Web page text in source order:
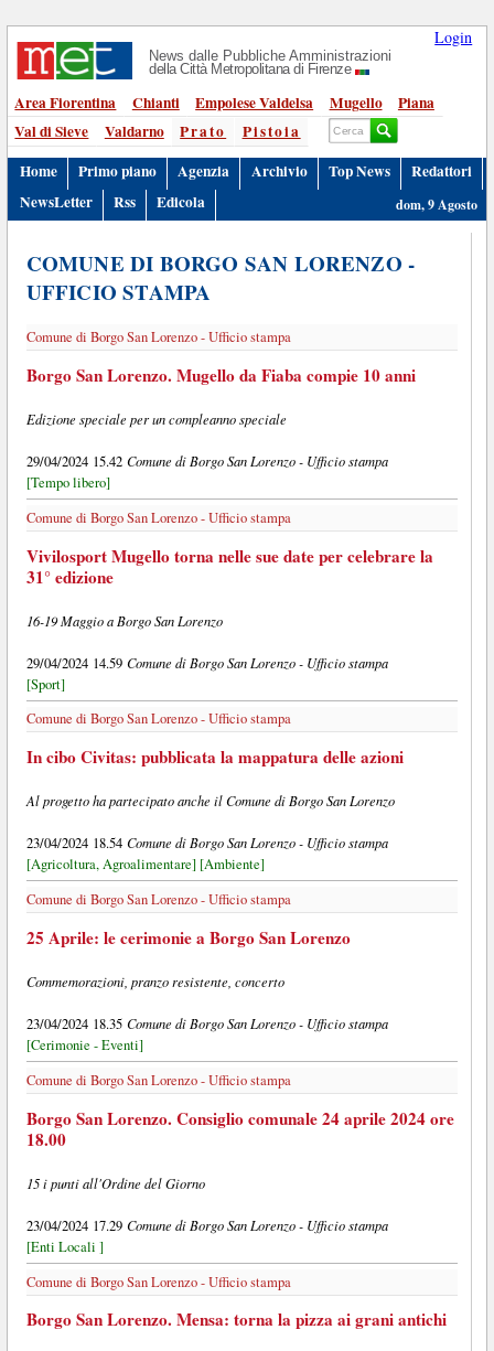
Login
News dalle Pubbliche Amministrazioni
della Città Metropolitana di Firenze
Area Fiorentina Chianti Empolese Valdelsa Mugello
Piana
Val di Sieve
Valdarno Prato
Pistoia
Home
Primo piano Agenzia Archivio Top News
Redattori
NewsLetter
Rss Edicola dom, 9 Agosto
COMUNE DI BORGO SAN LORENZO -
UFFICIO STAMPA
Comune di Borgo San Lorenzo - Ufficio stampa
Borgo San Lorenzo. Mugello da Fiaba compie 10 anni
Edizione speciale per un compleanno speciale
29/04/2024 15.42 Comune di Borgo San Lorenzo - Ufficio stampa
[Tempo libero]
Comune di Borgo San Lorenzo - Ufficio stampa
Vivilosport Mugello torna nelle sue date per celebrare la
31° edizione
16-19 Maggio a Borgo San Lorenzo
29/04/2024 14.59 Comune di Borgo San Lorenzo - Ufficio stampa
[Sport]
Comune di Borgo San Lorenzo - Ufficio stampa
In cibo Civitas: pubblicata la mappatura delle azioni
Al progetto ha partecipato anche il Comune di Borgo San Lorenzo
23/04/2024 18.54 Comune di Borgo San Lorenzo - Ufficio stampa
[Agricoltura, Agroalimentare] [Ambiente]
Comune di Borgo San Lorenzo - Ufficio stampa
25 Aprile: le cerimonie a Borgo San Lorenzo
Commemorazioni, pranzo resistente, concerto
23/04/2024 18.35 Comune di Borgo San Lorenzo - Ufficio stampa
[Cerimonie - Eventi]
Comune di Borgo San Lorenzo - Ufficio stampa
Borgo San Lorenzo. Consiglio comunale 24 aprile 2024 ore
18.00
15 i punti all'Ordine del Giorno
23/04/2024 17.29 Comune di Borgo San Lorenzo - Ufficio stampa
[Enti Locali ]
Comune di Borgo San Lorenzo - Ufficio stampa
Borgo San Lorenzo. Mensa: torna la pizza ai grani antichi